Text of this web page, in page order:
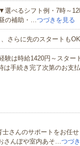
べるシフト例・7時～
の補助・…つづきを見る
に先のスタートもOK
は時給1420円～スター
は手続き完了次第のお支
さんのサポートをお任
さんぽや室内あそ…つづ